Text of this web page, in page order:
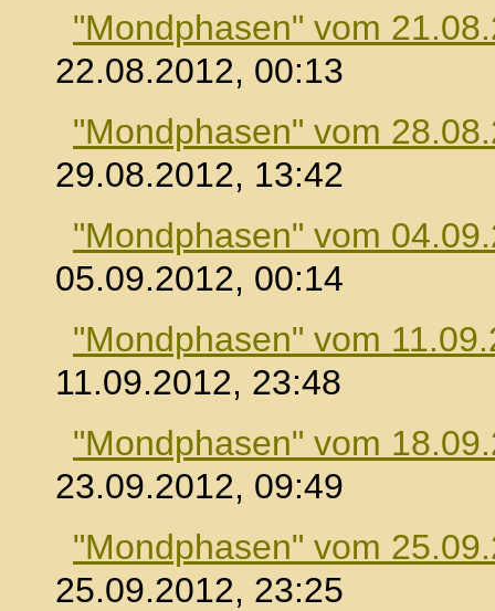
"Mondphasen" vom
22.08.2012, 00:13
"Mondphasen" vom
29.08.2012, 13:42
"Mondphasen" vom
05.09.2012, 00:14
"Mondphasen" vom
11.09.2012, 23:48
"Mondphasen" vom
23.09.2012, 09:49
"Mondphasen" vom
25.09.2012, 23:25